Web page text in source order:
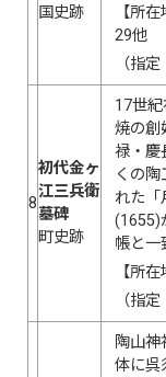
国史跡
【所
29他
（指
8
初代金ヶ
江三兵衛
墓碑
町史跡
17世
焼の創
禄・慶
くの
れた「
(1655)
帳と一
【所
（指
陶山
体に呉